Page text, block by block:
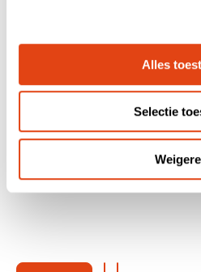
Alles
Selectie
If you have any questions